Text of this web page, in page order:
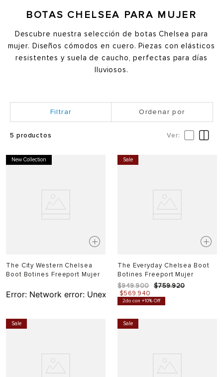
BOTAS CHELSEA PARA MUJER
Descubre nuestra selección de botas Chelsea para
mujer. Diseños cómodos en cuero. Piezas con elásticos
resistentes y suela de caucho, perfectas para días
lluviosos.
Ordenar por
5 productos
New Collection
The City Western Chelsea
Boot Botines Freeport Mujer
Error: Network error: Unexpected token T in JSON at
Sale
The Everyday Chelsea Boot
Botines Freeport Mujer
$949.900 $759.920
$569.940
2do con +10% Off
Sale Sale